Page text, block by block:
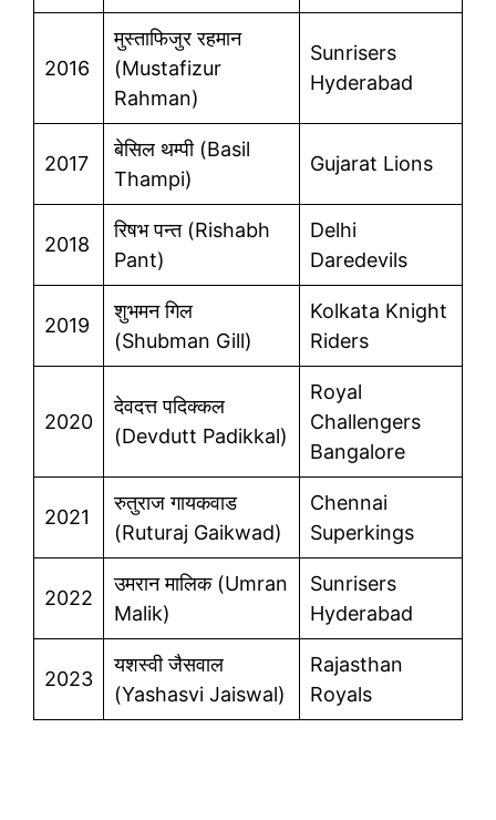
2016
मुस्ताफिजुर रहमान
(Mustafizur
Rahman)
Sunrisers
Hyderabad
2017
बेसिल थम्पी (Basil
Thampi)
Gujarat Lions
2018
रिषभ पन्त (Rishabh
Pant)
Delhi
Daredevils
2019
शुभमन गिल
(Shubman Gill)
Kolkata Knight
Riders
2020
देवदत्त पदिक्कल
(Devdutt Padikkal)
Royal
Challengers
Bangalore
2021
रुतुराज गायकवाड
(Ruturaj Gaikwad)
Chennai
Superkings
2022
उमरान मालिक (Umran
Malik)
Sunrisers
Hyderabad
2023
यशस्वी जैसवाल
(Yashasvi Jaiswal)
Rajasthan
Royals